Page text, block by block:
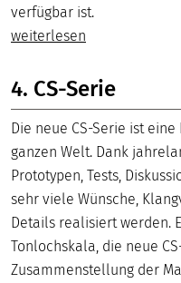
verfügbar ist.
weiterlesen
4. CS-Serie
Die neue CS-Serie ist
ganzen Welt. Dank
Prototypen, Tests,
sehr viele Wünsche,
Details realisiert werden.
Tonlochskala, die neue
Zusammenstellung der